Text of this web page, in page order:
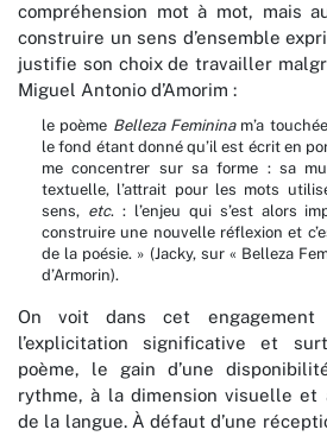
compréhension mot à mot, mais
construire un sens d’ensemble
justifie son choix de travailler
Miguel Antonio d’Amorim :
le poème Belleza Feminina m’a
le fond étant donné qu’il est écrit en
me concentrer sur sa forme : sa
textuelle, l’attrait pour les mots
sens, etc. : l’enjeu qui s’est alors
construire une nouvelle réflexion et
de la poésie. » (Jacky, sur « Belleza
d’Armorin).
On voit dans cet engagement
l’explicitation significative et
poème, le gain d’une
rythme, à la dimension visuelle et
de la langue. À défaut d’une